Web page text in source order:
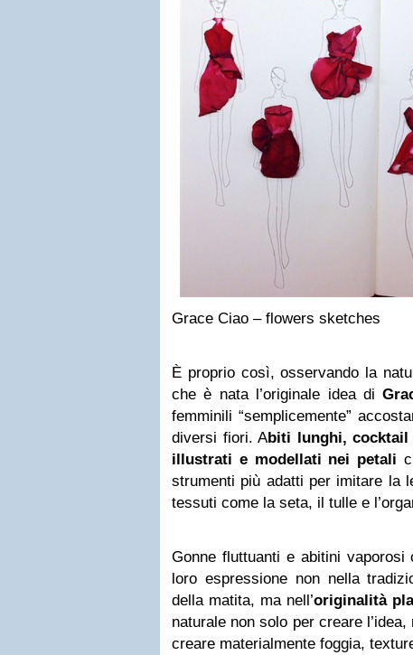
Grace Ciao – flowers sketches
È proprio così, osservando la
che è nata l’originale idea di
femminili “semplicemente”
diversi fiori. Abiti lunghi, cocktail
illustrati e modellati nei petali
strumenti più adatti per imitare la
tessuti come la seta, il tulle e
Gonne fluttuanti e abitini
loro espressione non nella
della matita, ma nell’originalità
naturale non solo per creare
creare materialmente foggia,